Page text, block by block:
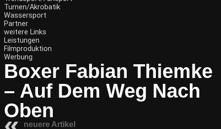
Turnen/Akrobatik
Wassersport
Partner
weitere Links
Leistungen
Filmproduktion
Werbung
Boxer Fabian Thiemke
– Auf Dem Weg Nach
Oben
neuere Artikel